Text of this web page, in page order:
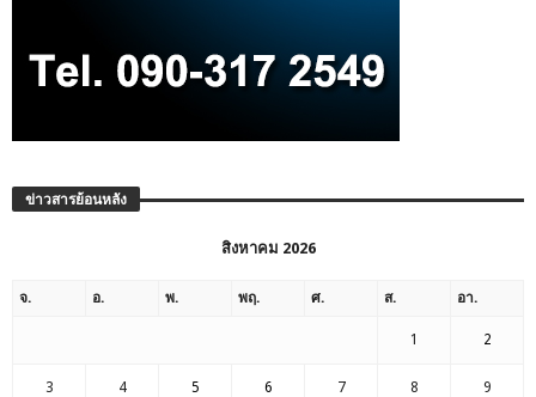
ข่าวสารย้อนหลัง
สิงหาคม 2026
จ. อ. พ. พฤ. ศ. ส. อา.
1 2
3 4 5 6 7 8 9